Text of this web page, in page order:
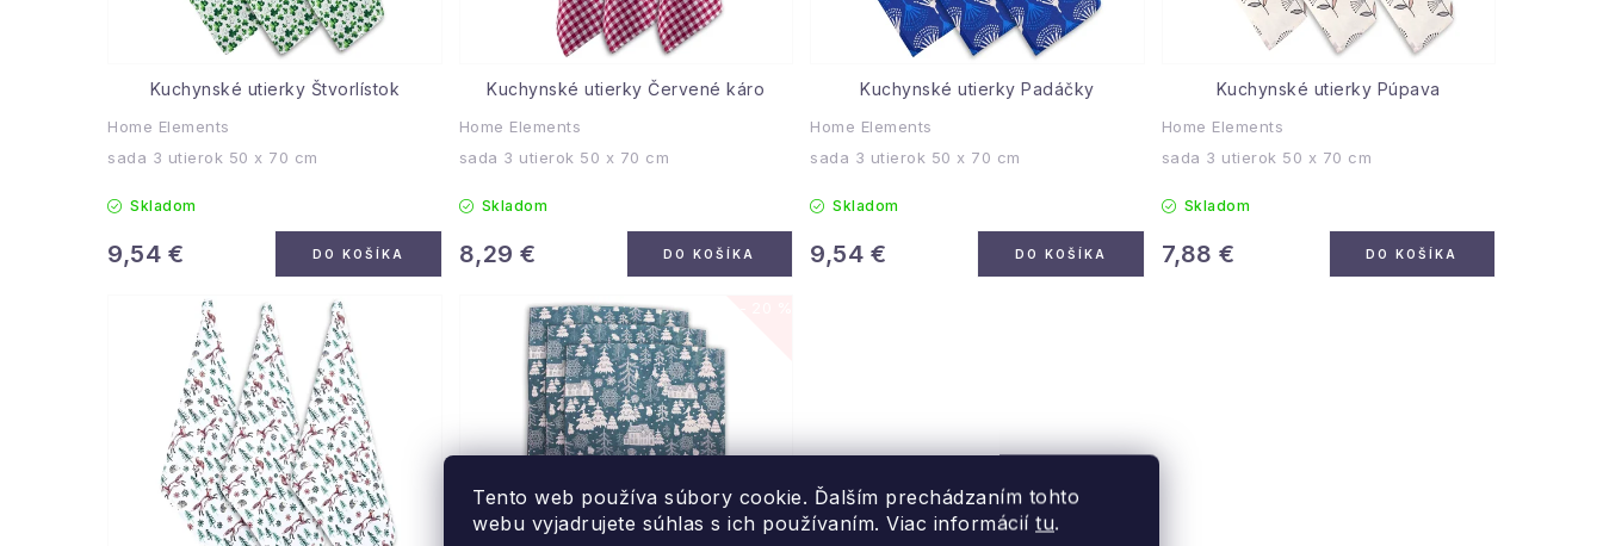
Tento web používa súbory cookie. Ďalším prechádzaním tohto
webu vyjadrujete súhlas s ich používaním. Viac informácií tu.
Kuchynské utierky Štvorlístok
Home Elements
sada 3 utierok 50 x 70 cm
Skladom
9,54 € DO KOŠÍKA
Kuchynské utierky Červené káro
Home Elements
sada 3 utierok 50 x 70 cm
Skladom
8,29 € DO KOŠÍKA
Kuchynské utierky Padáčky
Home Elements
sada 3 utierok 50 x 70 cm
Skladom
9,54 € DO KOŠÍKA
Kuchynské utierky Púpava
Home Elements
sada 3 utierok 50 x 70 cm
Skladom
7,88 € DO KOŠÍKA